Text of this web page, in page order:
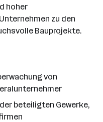
hoher
zu den
Bauprojekte.
von
beteiligten Gewerke,